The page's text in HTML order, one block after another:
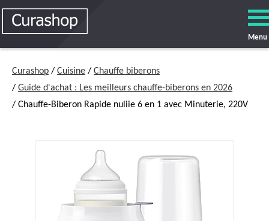
Menu
Curashop / Cuisine / Chauffe biberons
/ Guide d'achat : Les meilleurs chauffe-biberons en 2026
/ Chauffe-Biberon Rapide nuliie 6 en 1 avec Minuterie, 220V